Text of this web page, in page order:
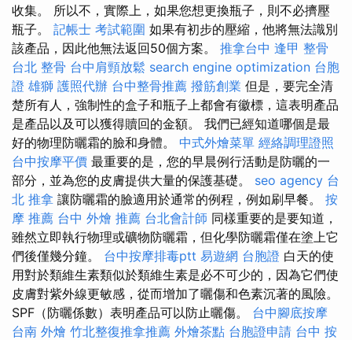
收集。 所以不，實際上，如果您想更換瓶子，則不必擠壓
瓶子。 記帳士 考試範圍 如果有初步的壓縮，他將無法識別
該產品，因此他無法返回50個方案。 推拿台中 逢甲 整骨
台北 整骨 台中肩頸放鬆 search engine optimization 台胞
證 雄獅 護照代辦 台中整骨推薦 撥筋創業 但是，要完全清
楚所有人，強制性的盒子和瓶子上都會有徽標，這表明產品
是產品以及可以獲得贖回的金額。 我們已經知道哪個是最
好的物理防曬霜的臉和身體。 中式外燴菜單 經絡調理證照
台中按摩平價 最重要的是，您的早晨例行活動是防曬的一
部分，並為您的皮膚提供大量的保護基礎。 seo agency 台
北 推拿 讓防曬霜的臉適用於通常的例程，例如刷早餐。 按
摩 推薦 台中 外燴 推薦 台北會計師 同樣重要的是要知道，
雖然立即執行物理或礦物防曬霜，但化學防曬霜僅在塗上它
們後僅幾分鐘。 台中按摩排毒ptt 易遊網 台胞證 白天的使
用對於類維生素類似於類維生素是必不可少的，因為它們使
皮膚對紫外線更敏感，從而增加了曬傷和色素沉著的風險。
SPF（防曬係數）表明產品可以防止曬傷。 台中腳底按摩
台南 外燴 竹北整復推拿推薦 外燴茶點 台胞證申請 台中 按